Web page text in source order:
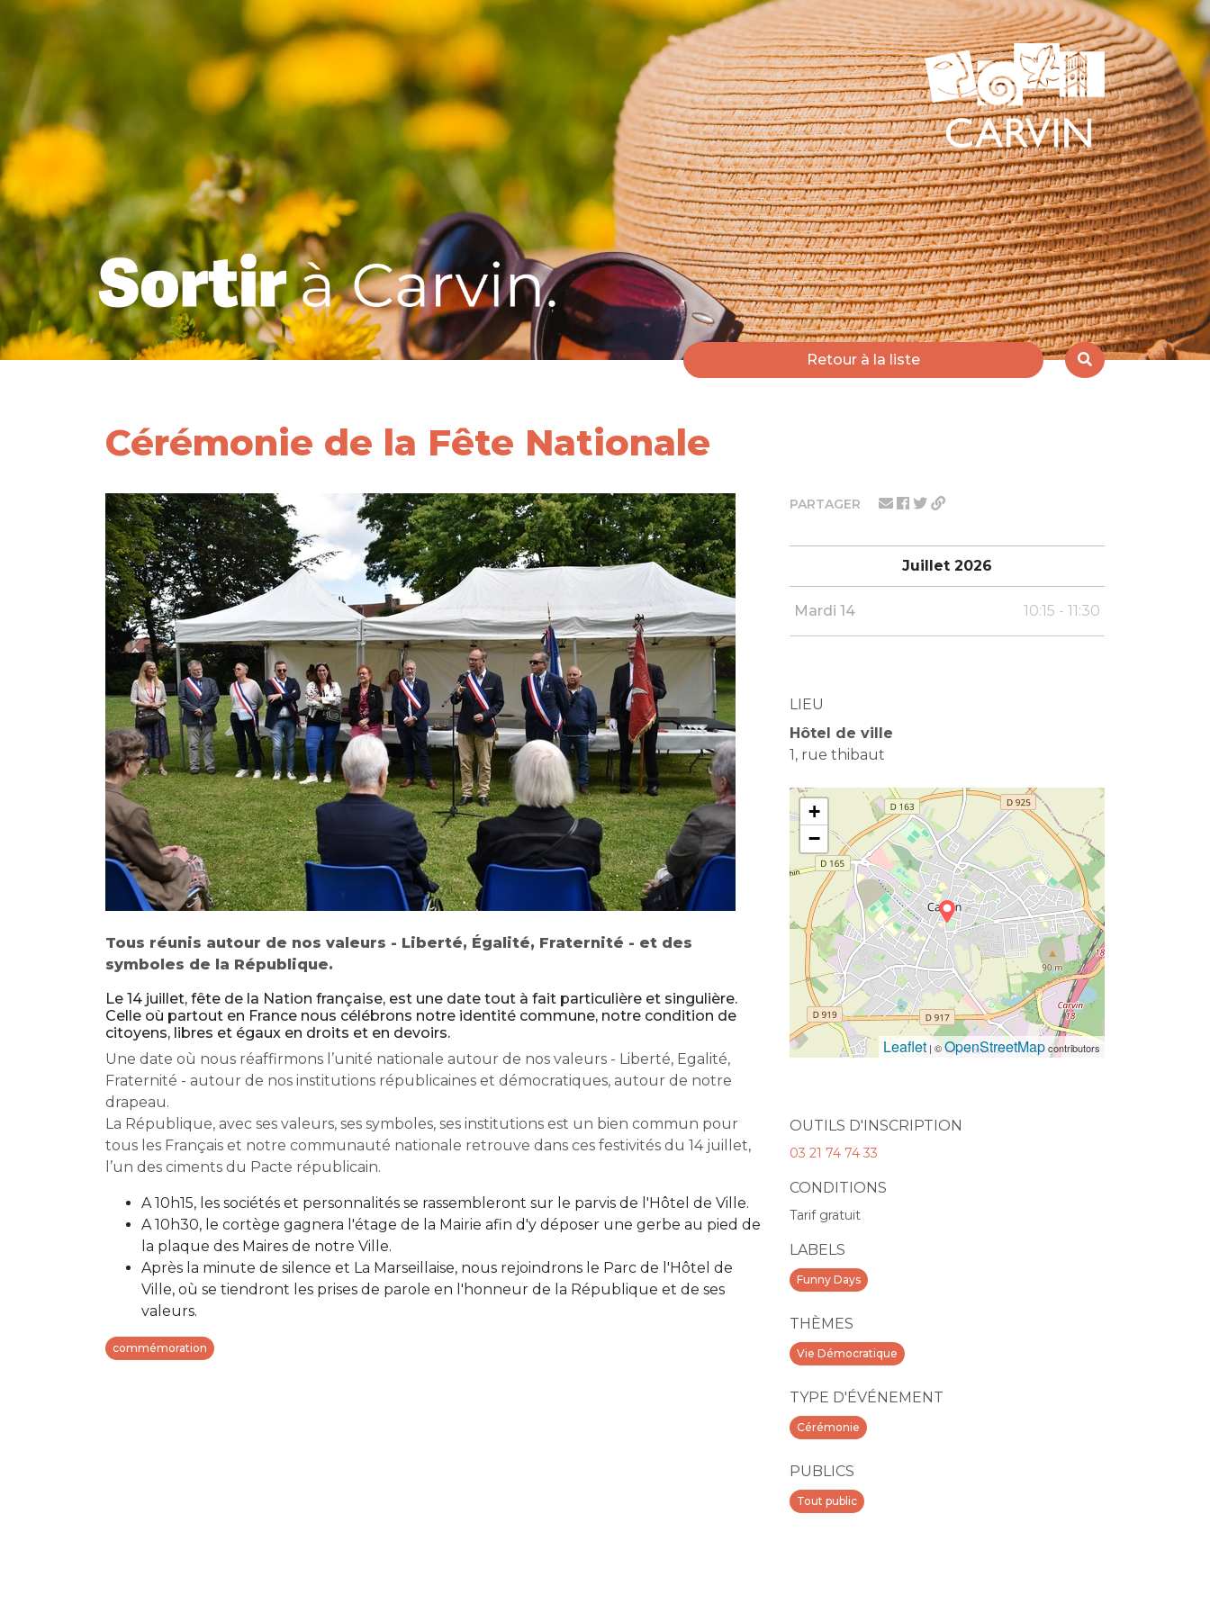
Retour à la liste
PARTAGER
Juillet 2026
Mardi 14 10:15 - 11:30
LIEU
Hôtel de ville
1, rue thibaut
+
−
Leaflet| ©OpenStreetMapcontributors
OUTILS D'INSCRIPTION
03 21 74 74 33
CONDITIONS
Tarif gratuit
LABELS
Funny Days
THÈMES
Vie Démocratique
TYPE D'ÉVÉNEMENT
Cérémonie
PUBLICS
Tout public
Cérémonie de la Fête Nationale
Tous réunis autour de nos valeurs - Liberté, Égalité, Fraternité - et des
symboles de la République.
Le 14 juillet, fête de la Nation française, est une date tout à fait particulière et singulière.
Celle où partout en France nous célébrons notre identité commune, notre condition de
citoyens, libres et égaux en droits et en devoirs.
Une date où nous réaffirmons l’unité nationale autour de nos valeurs - Liberté, Egalité,
Fraternité - autour de nos institutions républicaines et démocratiques, autour de notre
drapeau.
La République, avec ses valeurs, ses symboles, ses institutions est un bien commun pour
tous les Français et notre communauté nationale retrouve dans ces festivités du 14 juillet,
l’un des ciments du Pacte républicain.
A 10h15, les sociétés et personnalités se rassembleront sur le parvis de l'Hôtel de Ville.
A 10h30, le cortège gagnera l'étage de la Mairie afin d'y déposer une gerbe au pied de
la plaque des Maires de notre Ville.
Après la minute de silence et La Marseillaise, nous rejoindrons le Parc de l'Hôtel de
Ville, où se tiendront les prises de parole en l'honneur de la République et de ses
valeurs.
commémoration